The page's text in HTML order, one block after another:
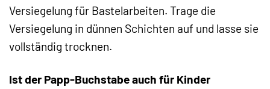
Versiegelung für Bastelarbeiten. Trage die
Versiegelung in dünnen Schichten auf und lasse sie
vollständig trocknen.
Ist der Papp-Buchstabe auch für Kinder